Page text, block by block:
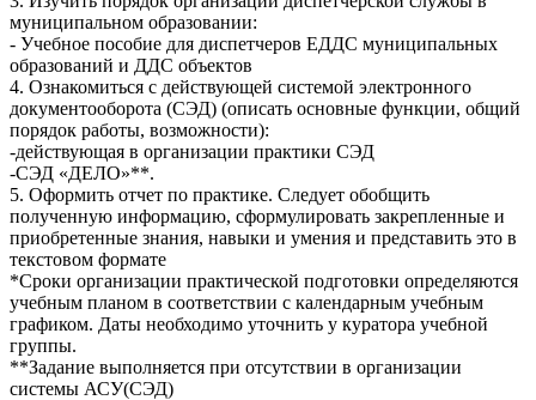
муниципальном образовании:
- Учебное пособие для диспетчеров ЕДДС муниципальных
образований и ДДС объектов
4. Ознакомиться с действующей системой электронного
документооборота (СЭД) (описать основные функции, общий
порядок работы, возможности):
-действующая в организации практики СЭД
-СЭД «ДЕЛО»**.
5. Оформить отчет по практике. Следует обобщить
полученную информацию, сформулировать закрепленные и
приобретенные знания, навыки и умения и представить это в
текстовом формате
*Сроки организации практической подготовки определяются
учебным планом в соответствии с календарным учебным
графиком. Даты необходимо уточнить у куратора учебной
группы.
**Задание выполняется при отсутствии в организации
системы АСУ(СЭД)